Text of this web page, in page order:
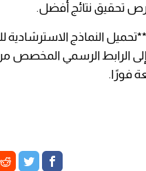
تحقيق نتائج أفضل.
الرابط الرسمي المخصص من
فورًا.